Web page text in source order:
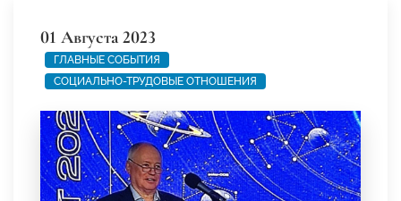
01 Августа 2023
ГЛАВНЫЕ СОБЫТИЯ
СОЦИАЛЬНО-ТРУДОВЫЕ ОТНОШЕНИЯ